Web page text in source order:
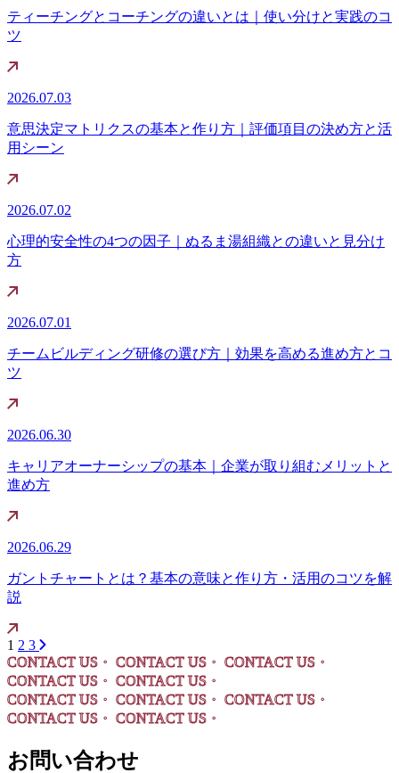
ティーチングとコーチングの違いとは｜使い分けと実践のコ
ツ
2026.07.03
意思決定マトリクスの基本と作り方｜評価項目の決め方と活
用シーン
2026.07.02
心理的安全性の4つの因子｜ぬるま湯組織との違いと見分け
方
2026.07.01
チームビルディング研修の選び方｜効果を高める進め方とコ
ツ
2026.06.30
キャリアオーナーシップの基本｜企業が取り組むメリットと
進め方
2026.06.29
ガントチャートとは？基本の意味と作り方・活用のコツを解
説
1 2 3
CONTACT US・ CONTACT US・ CONTACT US・
CONTACT US・ CONTACT US・
CONTACT US・ CONTACT US・ CONTACT US・
CONTACT US・ CONTACT US・
お問い合わせ